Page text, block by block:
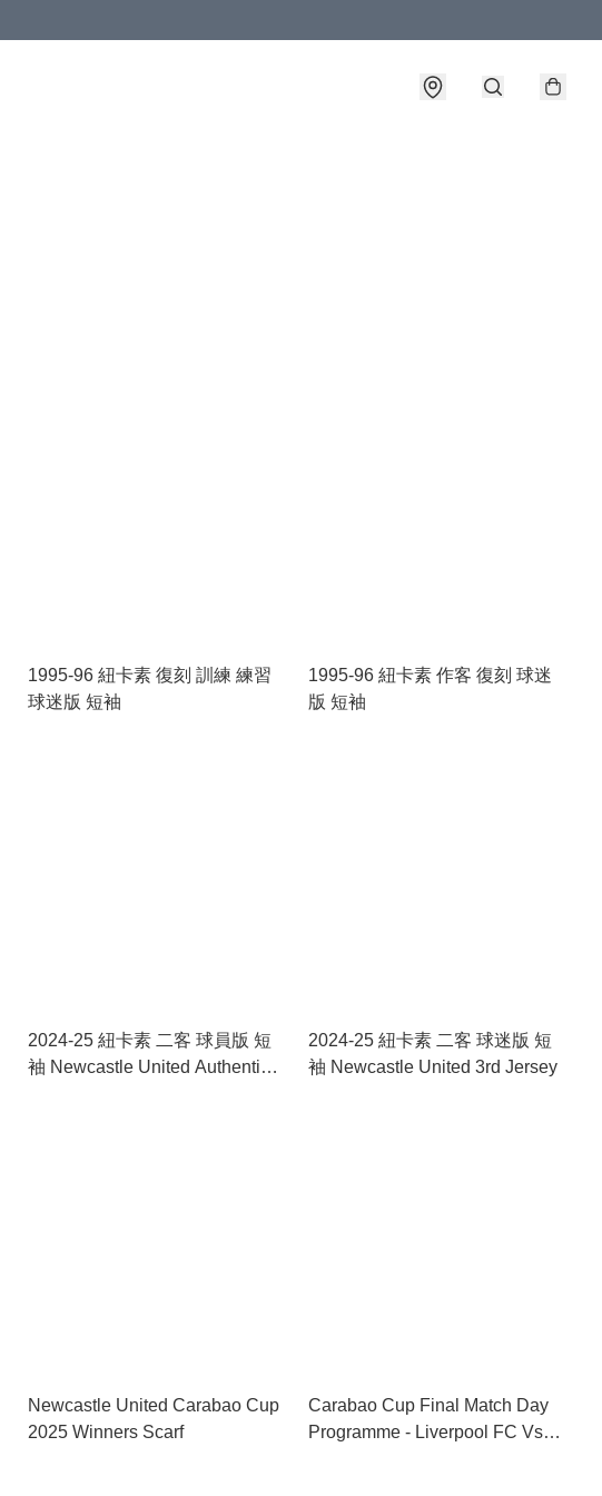
1995-96 紐卡素 復刻 訓練 練習
球迷版 短袖
1995-96 紐卡素 作客 復刻 球迷
版 短袖
2024-25 紐卡素 二客 球員版 短
袖 Newcastle United Authentic
2024-25 紐卡素 二客 球迷版 短
袖 Newcastle United 3rd Jersey
Newcastle United Carabao Cup
2025 Winners Scarf
Carabao Cup Final Match Day
Programme - Liverpool FC Vs